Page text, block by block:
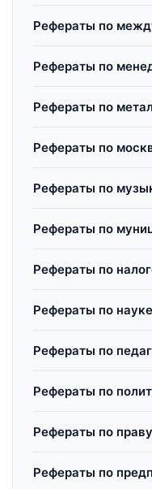
Рефераты по
Рефераты по
Рефераты по
Рефераты по
Рефераты по
Рефераты по
Рефераты по
Рефераты по
Рефераты по
Рефераты по
Рефераты по праву
Рефераты по